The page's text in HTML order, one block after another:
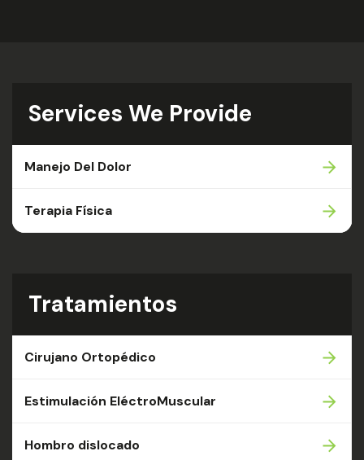
Services We Provide
Manejo Del Dolor
Terapia Física
Tratamientos
Cirujano Ortopédico
Estimulación EléctroMuscular
Hombro dislocado